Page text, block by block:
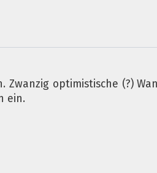
optimistische (?)
ein.